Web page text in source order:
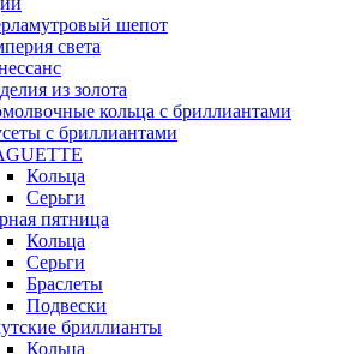
шепот
света
из золота
кольца с бриллиантами
с бриллиантами
Кольца
Серьги
пятница
Кольца
Серьги
Браслеты
Подвески
бриллианты
Кольца